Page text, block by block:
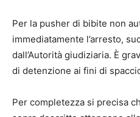
Per la pusher di bibite non
immediatamente l’arresto,
dall’Autorità giudiziaria. È
di detenzione ai fini di
Per completezza si precisa